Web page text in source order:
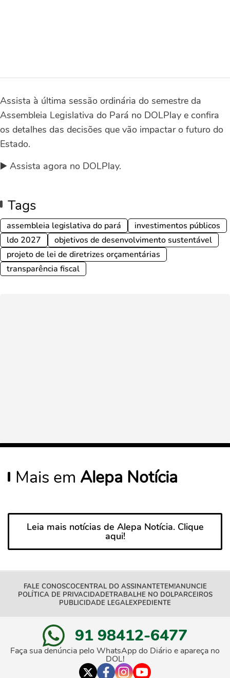
Assista à última sessão ordinária do semestre da
Assembleia Legislativa do Pará no DOLPlay e confira
os detalhes das decisões que vão impactar o futuro do
Estado.
▶️ Assista agora no DOLPlay.
Tags
assembleia legislativa do pará
investimentos públicos
ldo 2027
objetivos de desenvolvimento sustentável
projeto de lei de diretrizes orçamentárias
transparência fiscal
Mais em Alepa Notícia
Leia mais notícias de Alepa Notícia. Clique
aqui!
FALE CONOSCOCENTRAL DO ASSINANTETEM!ANUNCIE
POLÍTICA DE PRIVACIDADETRABALHE NO DOLPARCEIROS
PUBLICIDADE LEGALEXPEDIENTE
91 98412-6477
Faça sua denúncia pelo WhatsApp do Diário e apareça no
DOL!